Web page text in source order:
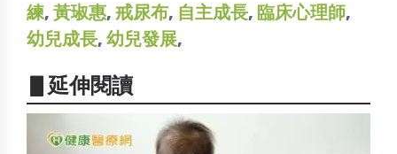
練, 黃琡惠, 戒尿布, 自主成長, 臨床心理師,
幼兒成長, 幼兒發展,
▋延伸閱讀